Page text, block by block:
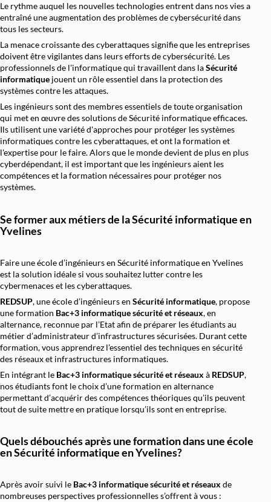
Architecture et Sécurité Cloud
Conteneurisation Docker et Kubernetes
Intégration Continue et Déploiement Continu
Automatisation Réseau avec Python
Software-Defined Networking (SDN) et SD-
Supervision et Observabilité Réseau
Le rythme auquel les nouvelles technologies entrent dans nos vies a
entraîné une augmentation des problèmes de cybersécurité dans
tous les secteurs.
La menace croissante des cyberattaques signifie que les entreprises
doivent être vigilantes dans leurs efforts de cybersécurité. Les
professionnels de l'informatique qui travaillent dans laSécurité
informatique jouent un rôle essentiel dans la protection des
systèmes contre les attaques.
Les ingénieurs sont des membres essentiels de toute organisation
qui met en œuvre des solutions de Sécurité informatique efficaces.
Ils utilisent une variété d'approches pour protéger les systèmes
informatiques contre les cyberattaques, et ont la formation et
l'expertise pour le faire. Alors que le monde devient de plus en plus
cyberdépendant, il est important que les ingénieurs aient les
compétences et la formation nécessaires pour protéger nos
systèmes.
Se former aux métiers de la Sécurité informatique en
Yvelines
Faire une école d’ingénieurs en Sécurité informatique en Yvelines
est la solution idéale si vous souhaitez lutter contre les
cybermenaces et les cyberattaques.
REDSUP, une école d’ingénieurs en Sécurité informatique, propose
une formation Bac+3 informatique sécurité et réseaux, en
alternance, reconnue par l’Etat afin de préparer les étudiants au
métier d’administrateur d’infrastructures sécurisées. Durant cette
formation, vous apprendrez l’essentiel des techniques en sécurité
des réseaux et infrastructures informatiques.
En intégrant le Bac+3 informatique sécurité et réseaux à REDSUP,
nos étudiants font le choix d’une formation en alternance
permettant d’acquérir des compétences théoriques qu’ils peuvent
tout de suite mettre en pratique lorsqu’ils sont en entreprise.
Quels débouchés après une formation dans une école
en Sécurité informatique en Yvelines?
Après avoir suivi le Bac+3 informatique sécurité et réseaux de
nombreuses perspectives professionnelles s’offrent à vous :